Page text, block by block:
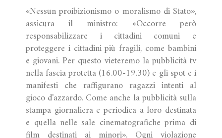
«Nessun proibizionismo o moralismo di Stato»,
assicura il ministro: «Occorre però
responsabilizzare i cittadini comuni e
proteggere i cittadini più fragili, come bambini
e giovani. Per questo vieteremo la pubblicità tv
nella fascia protetta (16.00-19.30) e gli spot e i
manifesti che raffigurano ragazzi intenti al
gioco d'azzardo. Come anche la pubblicità sulla
stampa giornaliera e periodica a loro destinata
e quella nelle sale cinematografiche prima di